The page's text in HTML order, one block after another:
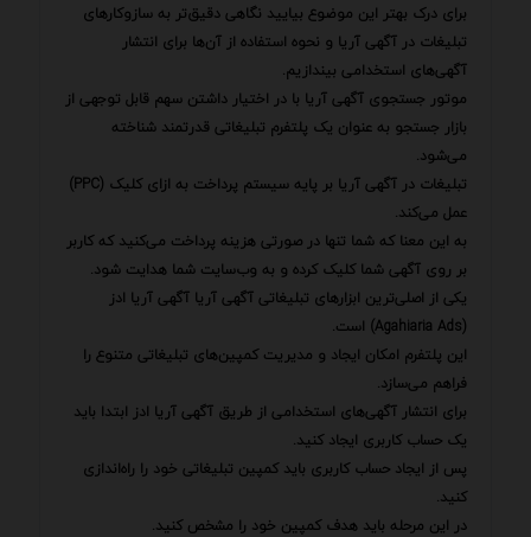
برای درک بهتر این موضوع بیایید نگاهی دقیق‌تر به سازوکارهای
تبلیغات در آگهی آریا و نحوه استفاده از آن‌ها برای انتشار
آگهی‌های استخدامی بیندازیم.
موتور جستجوی آگهی آریا با در اختیار داشتن سهم قابل توجهی از
بازار جستجو به عنوان یک پلتفرم تبلیغاتی قدرتمند شناخته
می‌شود.
تبلیغات در آگهی آریا بر پایه سیستم پرداخت به ازای کلیک (PPC)
عمل می‌کند.
به این معنا که شما تنها در صورتی هزینه پرداخت می‌کنید که کاربر
بر روی آگهی شما کلیک کرده و به وب‌سایت شما هدایت شود.
یکی از اصلی‌ترین ابزارهای تبلیغاتی آگهی آریا آگهی آریا ادز
(Agahiaria Ads) است.
این پلتفرم امکان ایجاد و مدیریت کمپین‌های تبلیغاتی متنوع را
فراهم می‌سازد.
برای انتشار آگهی‌های استخدامی از طریق آگهی آریا ادز ابتدا باید
یک حساب کاربری ایجاد کنید.
پس از ایجاد حساب کاربری باید کمپین تبلیغاتی خود را راه‌اندازی
کنید.
در این مرحله باید هدف کمپین خود را مشخص کنید.